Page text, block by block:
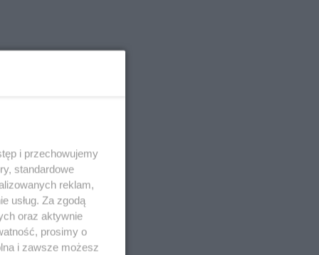
i przechowujemy
standardowe
reklam,
usług. Za zgodą
oraz aktywnie
prosimy o
i zawsze możesz